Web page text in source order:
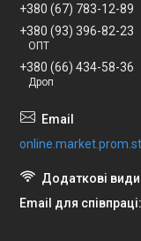
+380 (67) 783-12-89
+380 (93) 396-82-23
ОПТ
+380 (66) 434-58-36
Дроп
Email для співпраці